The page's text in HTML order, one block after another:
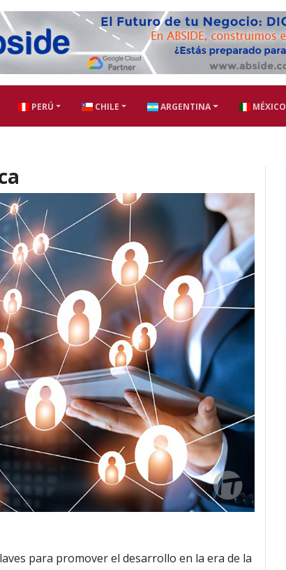
PERÚ CHILE ARGENTINA MÉXICO
para promover el desarrollo en la era de la